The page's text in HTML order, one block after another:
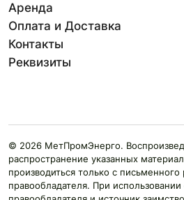
Аренда
Оплата и Доставка
Контакты
Реквизиты
© 2026 МетПромЭнерго.
распространение указанных
производиться только с
правообладателя. При